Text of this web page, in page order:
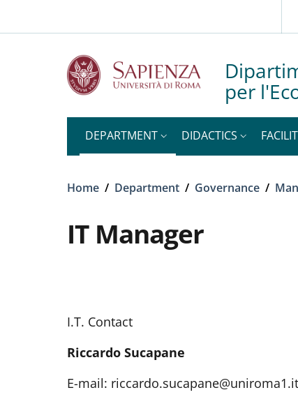
per
DEPARTMENT DIDACTICS
Breadcrumb
Home / Department / Governance /
IT Manager
I.T. Contact
Riccardo Sucapane
E-mail: riccardo.sucapane@uniroma1.it